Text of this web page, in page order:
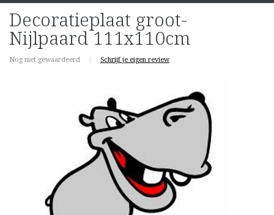
Decoratieplaat groot-
Nijlpaard 111x110cm
Nog niet gewaardeerd | Schrijf je eigen review